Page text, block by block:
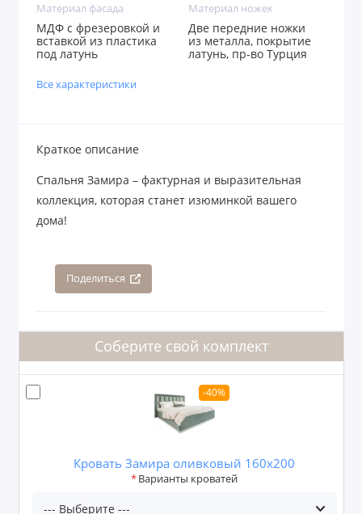
Материал фасада
МДФ с фрезеровкой и
вставкой из пластика
под латунь
Материал ножек
Две передние ножки
из металла, покрытие
латунь, пр-во Турция
Все характеристики
Краткое описание
Спальня Замира – фактурная и выразительная
коллекция, которая станет изюминкой вашего
дома!
Поделиться
Соберите свой комплект
-40%
Кровать Замира оливковый 160x200
Варианты кроватей